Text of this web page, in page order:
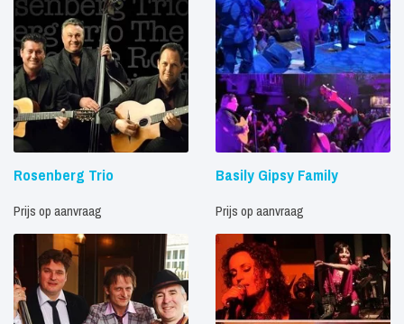
Rosenberg Trio
Prijs op aanvraag
Basily Gipsy Family
Prijs op aanvraag